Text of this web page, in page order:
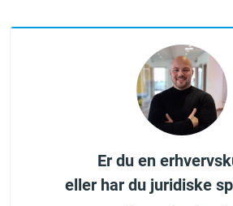
Er du en
eller har du juridiske